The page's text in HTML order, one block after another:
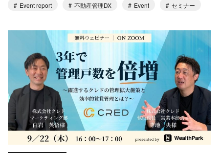
Event report 不動産管理DX Event セミナー